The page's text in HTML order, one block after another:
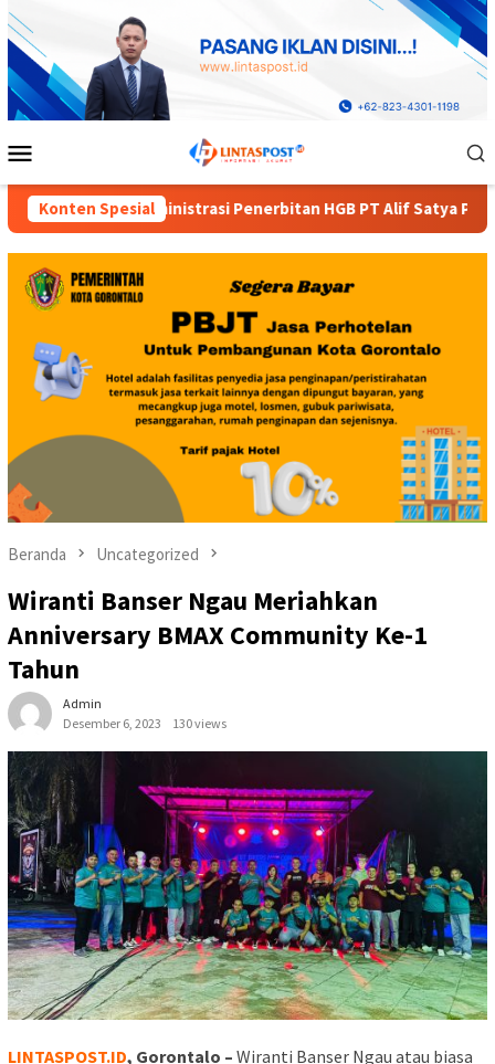
Loncat
ke
konten
Mobile
Konten Spesial
HGB PT Alif Satya Perkasa di Kota Gorontalo
Beranda Uncategorized
Wiranti Banser Ngau Meriahkan
Anniversary BMAX Community Ke-1
Tahun
Admin
Desember 6, 2023
130 views
LINTASPOST.ID, Gorontalo – Wiranti Banser Ngau atau biasa